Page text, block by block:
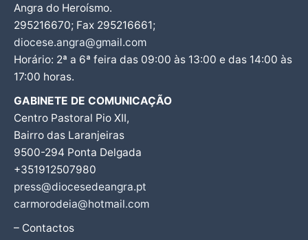
Angra do Heroísmo.
295216670; Fax 295216661;
diocese.angra@gmail.com
Horário: 2ª a 6ª feira das 09:00 às 13:00 e das 14:00 às
17:00 horas.
GABINETE DE COMUNICAÇÃO
Centro Pastoral Pio XII,
Bairro das Laranjeiras
9500-294 Ponta Delgada
+351912507980
press@diocesedeangra.pt
carmorodeia@hotmail.com
– Contactos